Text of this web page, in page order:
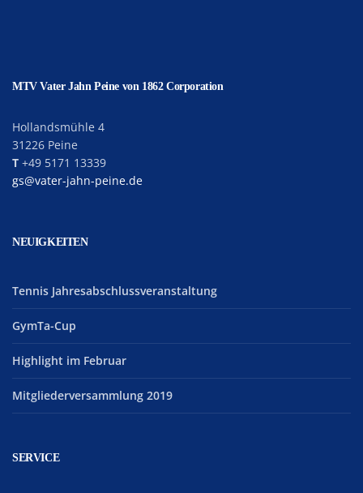
MTV Vater Jahn Peine von 1862 Corporation
Hollandsmühle 4
31226 Peine
T +49 5171 13339
gs@vater-jahn-peine.de
NEUIGKEITEN
Tennis Jahresabschlussveranstaltung
GymTa-Cup
Highlight im Februar
Mitgliederversammlung 2019
SERVICE